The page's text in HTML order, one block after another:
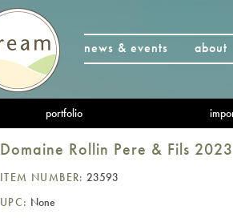
news & events
about
portfolio
Domaine Rollin Pere & Fils
ITEM NUMBER: 23593
UPC: None